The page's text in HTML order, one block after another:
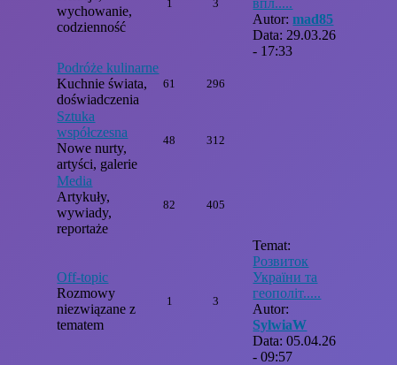
wychowanie,
codzienność
1 3
впл.....
Autor:mad85
Data: 29.03.26
- 17:33
Podróże kulinarne
Kuchnie świata,
doświadczenia
61 296
Sztuka
współczesna
Nowe nurty,
artyści, galerie
48 312
Media
Artykuły,
wywiady,
reportaże
82 405
Off-topic
Rozmowy
niezwiązane z
tematem
1 3
Temat:
Розвиток
України та
геополіт.....
Autor:
SylwiaW
Data: 05.04.26
- 09:57